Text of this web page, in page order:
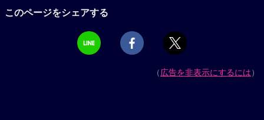
このページをシェアする
（広告を非表示にするには）